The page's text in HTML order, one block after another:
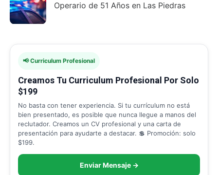
Operario de 51 Años en Las Piedras
📢 Curriculum Profesional
Creamos Tu Curriculum Profesional Por Solo
$199
No basta con tener experiencia. Si tu currículum no está
bien presentado, es posible que nunca llegue a manos del
reclutador. Creamos un CV profesional y una carta de
presentación para ayudarte a destacar. 💲 Promoción: solo
$199.
Enviar Mensaje →